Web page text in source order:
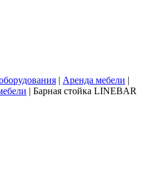
| Аренда мебели |
| Барная стойка LINEBAR